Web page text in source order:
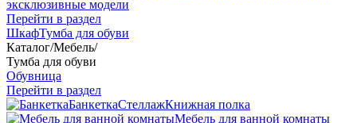
эксклюзивные модели
Перейти в раздел
ШкафТумба для обуви
Каталог/Мебель/
Тумба для обуви
Обувница
Перейти в раздел
БанкеткаСтеллажКнижная полка
Мебель для ванной комнаты